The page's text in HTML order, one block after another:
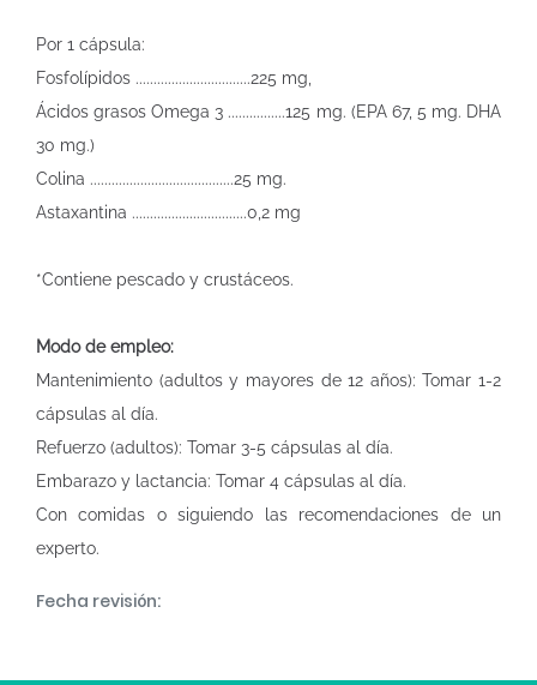
Por 1 cápsula:
Fosfolípidos ................................225 mg,
Ácidos grasos Omega 3 ................125 mg. (EPA 67, 5 mg. DHA
30 mg.)
Colina ........................................25 mg.
Astaxantina ................................0,2 mg
*Contiene pescado y crustáceos.
Modo de empleo:
Mantenimiento (adultos y mayores de 12 años): Tomar 1-2
cápsulas al día.
Refuerzo (adultos): Tomar 3-5 cápsulas al día.
Embarazo y lactancia: Tomar 4 cápsulas al día.
Con comidas o siguiendo las recomendaciones de un
experto.
Fecha revisión: